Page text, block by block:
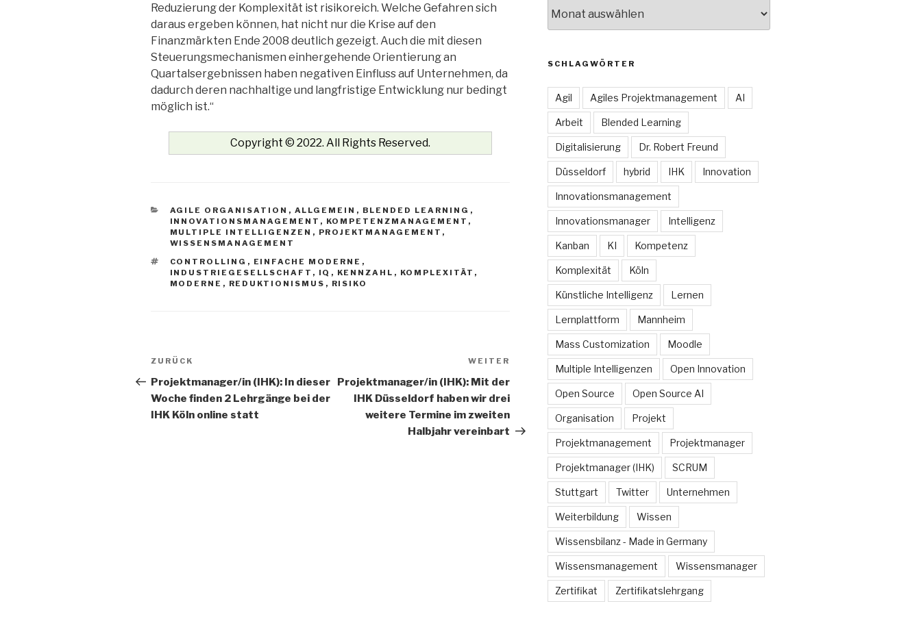
Reduzierung der Komplexität ist risikoreich. Welche Gefahren sich
daraus ergeben können, hat nicht nur die Krise auf den
Finanzmärkten Ende 2008 deutlich gezeigt. Auch die mit diesen
Steuerungsmechanismen einhergehende Orientierung an
Quartalsergebnissen haben negativen Einfluss auf Unternehmen, da
dadurch deren nachhaltige und langfristige Entwicklung nur bedingt
möglich ist.“
Copyright © 2022. All Rights Reserved.
KATEGORIEN
AGILE ORGANISATION , ALLGEMEIN , BLENDED LEARNING ,
INNOVATIONSMANAGEMENT , KOMPETENZMANAGEMENT ,
MULTIPLE INTELLIGENZEN , PROJEKTMANAGEMENT ,
WISSENSMANAGEMENT
SCHLAGWÖRTER
CONTROLLING , EINFACHE MODERNE ,
INDUSTRIEGESELLSCHAFT , IQ , KENNZAHL , KOMPLEXITÄT ,
MODERNE , REDUKTIONISMUS , RISIKO
Beitrags-
Navigation
Vorheriger
Beitrag
ZURÜCK
Projektmanager/in (IHK): In dieser
Woche finden 2 Lehrgänge bei der
IHK Köln online statt
Nächster
Beitrag
WEITER
Projektmanager/in (IHK): Mit der
IHK Düsseldorf haben wir drei
weitere Termine im zweiten
Halbjahr vereinbart
SCHLAGWÖRTER
Agil Agiles Projektmanagement AI
Arbeit Blended Learning
Digitalisierung Dr. Robert Freund
Düsseldorf hybrid IHK Innovation
Innovationsmanagement
Innovationsmanager Intelligenz
Kanban KI Kompetenz
Komplexität Köln
Künstliche Intelligenz Lernen
Lernplattform Mannheim
Mass Customization Moodle
Multiple Intelligenzen Open Innovation
Open Source Open Source AI
Organisation Projekt
Projektmanagement Projektmanager
Projektmanager (IHK) SCRUM
Stuttgart Twitter Unternehmen
Weiterbildung Wissen
Wissensbilanz - Made in Germany
Wissensmanagement Wissensmanager
Zertifikat Zertifikatslehrgang